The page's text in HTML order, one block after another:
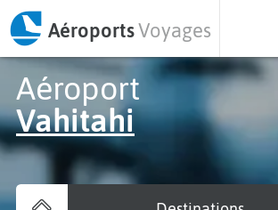
AéroportsVoyages
Aéroport
Vahitahi